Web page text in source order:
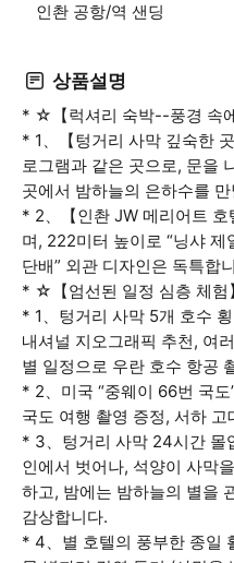
인촨 공항/역 샌딩
상품설명
* ☆【럭셔리 숙박--풍경 속에
* 1、【텅거리 사막 깊숙한
로그램과 같은 곳으로, 문을
곳에서 밤하늘의 은하수를
* 2、【인촨 JW 메리어트
며, 222미터 높이로 “닝샤 제
단배” 외관 디자인은 독특합
* ☆【엄선된 일정 심층 체험】
* 1、텅거리 사막 5개 호수
내셔널 지오그래픽 추천, 여
별 일정으로 우란 호수 항공
* 2、미국 “중웨이 66번 국
국도 여행 촬영 증정, 서하
* 3、텅거리 사막 24시간 몰
인에서 벗어나, 석양이 사막
하고, 밤에는 밤하늘의 별을
감상합니다.
* 4、별 호텔의 풍부한 종일